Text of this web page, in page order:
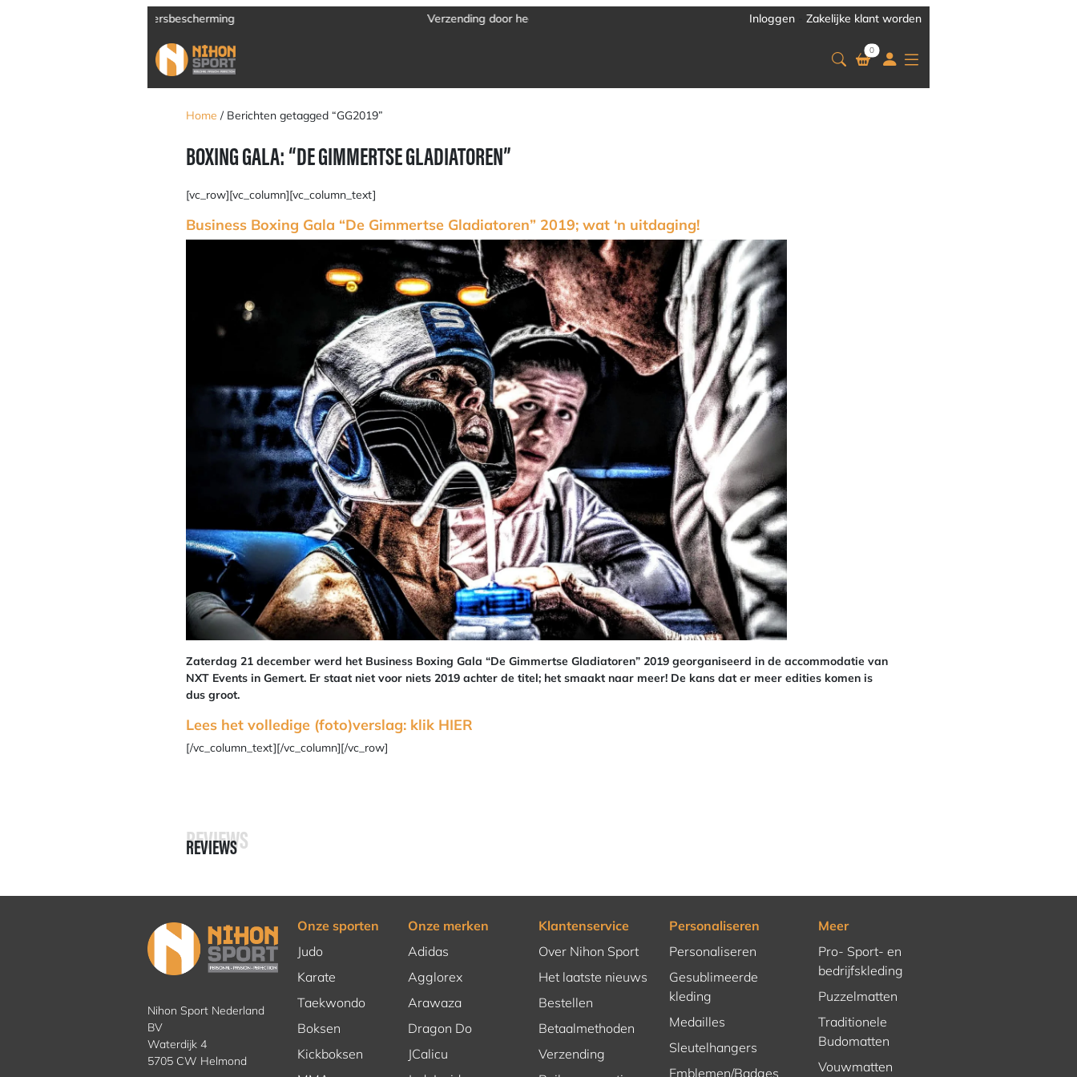
Verzending door heel Europa Inloggen Zakelijke klant worden
0
Home / Berichten getagged “GG2019”
BOXING GALA: “DE GIMMERTSE GLADIATOREN”
[vc_row][vc_column][vc_column_text]
Business Boxing Gala “De Gimmertse Gladiatoren” 2019; wat ‘n uitdaging!
Zaterdag 21 december werd het Business Boxing Gala “De Gimmertse Gladiatoren” 2019 georganiseerd in de accommodatie van
NXT Events in Gemert. Er staat niet voor niets 2019 achter de titel; het smaakt naar meer! De kans dat er meer edities komen is
dus groot.
Lees het volledige (foto)verslag: klik HIER
[/vc_column_text][/vc_column][/vc_row]
REVIEWS
REVIEWS
Nihon Sport Nederland
BV
Waterdijk 4
5705 CW Helmond
Onze sporten
Judo
Karate
Taekwondo
Boksen
Kickboksen
Onze merken
Adidas
Agglorex
Arawaza
Dragon Do
JCalicu
Klantenservice
Over Nihon Sport
Het laatste nieuws
Bestellen
Betaalmethoden
Verzending
Personaliseren
Personaliseren
Gesublimeerde
kleding
Medailles
Sleutelhangers
Emblemen/Badges
Meer
Pro- Sport- en
bedrijfskleding
Puzzelmatten
Traditionele
Budomatten
Vouwmatten